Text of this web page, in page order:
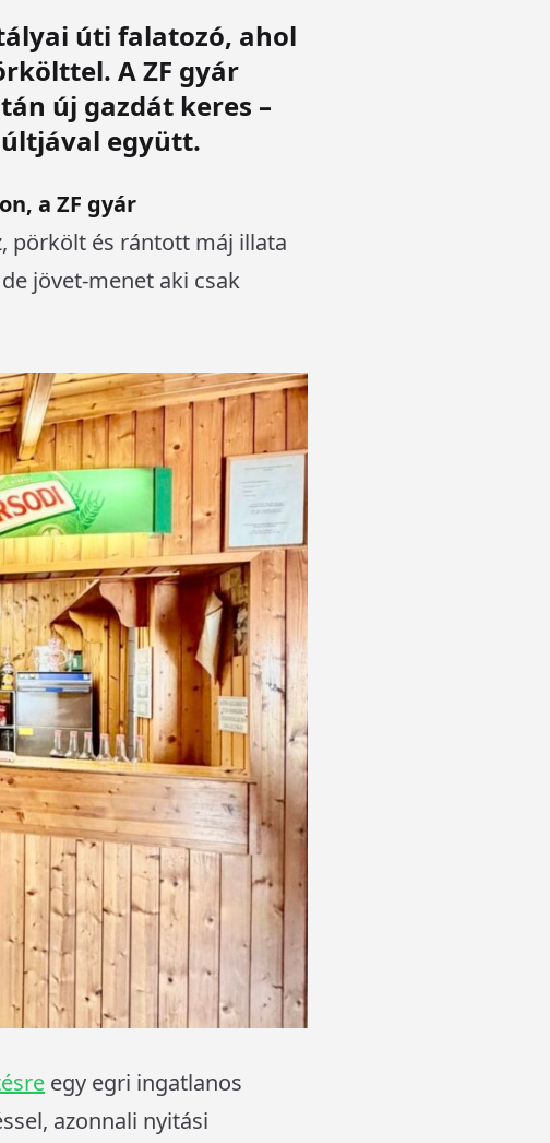
úti falatozó, ahol
A ZF gyár
új gazdát keres –
együtt.
a ZF gyár
pörkölt és rántott máj illata
jövet-menet aki csak
egy egri ingatlanos
azonnali nyitási